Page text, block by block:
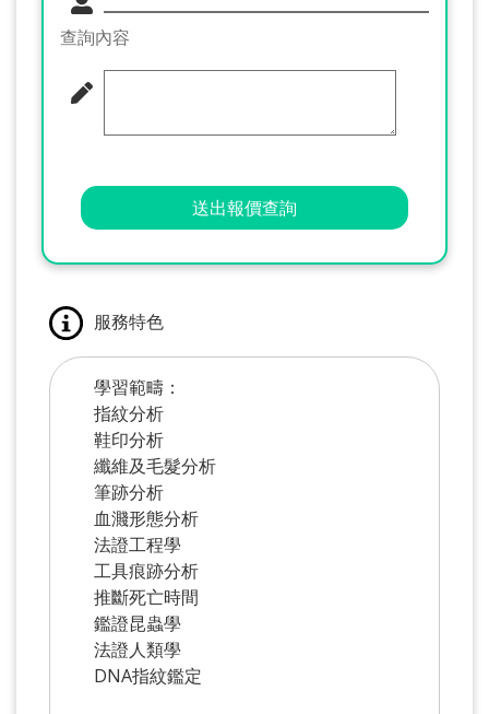
查詢內容
送出報價查詢
服務特色
學習範疇：
指紋分析
鞋印分析
纖維及毛髮分析
筆跡分析
血濺形態分析
法證工程學
工具痕跡分析
推斷死亡時間
鑑證昆蟲學
法證人類學
DNA指紋鑑定